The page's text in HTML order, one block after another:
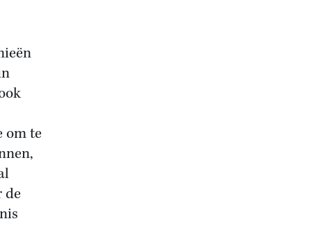
om te
de